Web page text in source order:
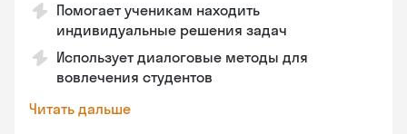
Помогает ученикам находить
индивидуальные решения задач
Использует диалоговые методы для
вовлечения студентов
Читать дальше